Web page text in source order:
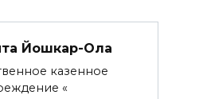
Йошкар-Ола
казенное
«